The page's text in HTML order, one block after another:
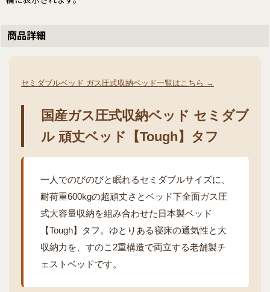
商品詳細
セミダブルベッド ガス圧式収納ベッド一覧はこちら →
国産ガス圧式収納ベッド セミダブ
ル 頑丈ベッド【Tough】タフ
一人でのびのびと眠れるセミダブルサイズに、
耐荷重600kgの超頑丈さとベッド下全面ガス圧
式大容量収納を組み合わせた日本製ベッド
【Tough】タフ。ゆとりある寝床の通気性と大
収納力を、すのこ2重構造で両立する老舗製チ
ェストベッドです。